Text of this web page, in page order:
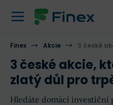
Finex Akcie 3 české akcie,
3 české akcie,
zlatý důl pro
Hledáte domácí